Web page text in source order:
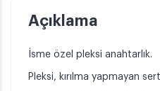
Açıklama
İsme özel pleksi anahtarlık.
Pleksi, kırılma yapmayan